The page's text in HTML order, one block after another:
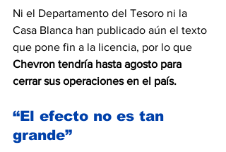
Ni el Departamento del Tesoro ni la
Casa Blanca han publicado aún el texto
que pone fin a la licencia, por lo que
Chevron tendría hasta agosto para
cerrar sus operaciones en el país.
“El efecto no es tan
grande”